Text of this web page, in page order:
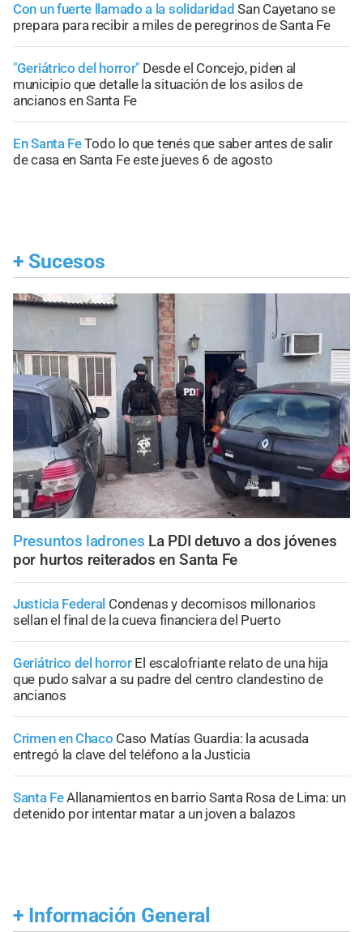
Con un fuerte llamado a la solidaridad San Cayetano se
prepara para recibir a miles de peregrinos de Santa Fe
"Geriátrico del horror" Desde el Concejo, piden al
municipio que detalle la situación de los asilos de
ancianos en Santa Fe
En Santa FeTodo lo que tenés que saber antes de salir
de casa en Santa Fe este jueves 6 de agosto
+ Sucesos
Presuntos ladrones La PDI detuvo a dos jóvenes
por hurtos reiterados en Santa Fe
Justicia Federal Condenas y decomisos millonarios
sellan el final de la cueva financiera del Puerto
Geriátrico del horror El escalofriante relato de una hija
que pudo salvar a su padre del centro clandestino de
ancianos
Crimen en Chaco Caso Matías Guardia: la acusada
entregó la clave del teléfono a la Justicia
Santa FeAllanamientos en barrio Santa Rosa de Lima: un
detenido por intentar matar a un joven a balazos
+ Información General